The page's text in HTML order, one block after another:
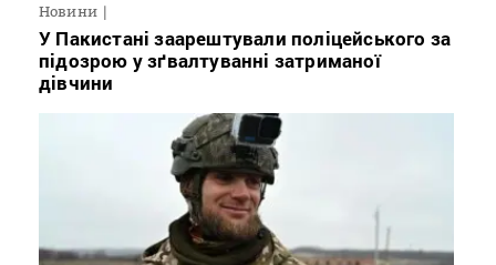
Новини
У Пакистані заарештували поліцейського за
підозрою у зґвалтуванні затриманої
дівчини